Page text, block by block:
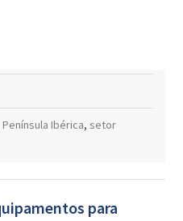
Península Ibérica, setor
para